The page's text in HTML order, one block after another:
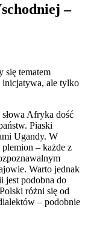
–
się tematem
inicjatywa, ale tylko
Afryka dość
Piaski
Ugandy. W
– każde z
Warto jednak
jest podobna do
różni się od
– podobnie